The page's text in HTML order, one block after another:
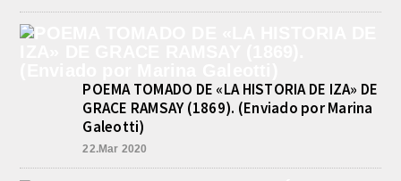
JUEGA EL FEDERAL TRAS UN
El equipo de Cadetes de Básquet de
Athletic, se metió entre los mejores 4
de la FEBAMBA y disputa el...
POEMA TOMADO DE «LA HISTORIA DE IZA» DE
GRACE RAMSAY (1869). (Enviado por Marina
Galeotti)
22.Mar 2020